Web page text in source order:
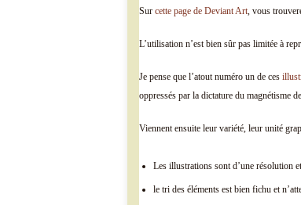
Sur cette page de Deviant Art, vous
L’utilisation n’est bien sûr pas limitée à
Je pense que l’atout numéro un de ces
oppressés par la dictature du magnétisme
Viennent ensuite leur variété, leur unité
Les illustrations sont d’une résolution
le tri des éléments est bien fichu et